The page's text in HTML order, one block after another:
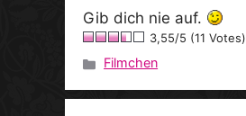
Gib dich nie auf.
3,55/5 (11 Votes)
Kategorien
Filmchen